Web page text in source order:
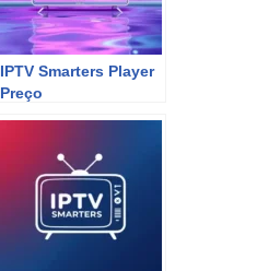
IPTV Smarters Player
Preço